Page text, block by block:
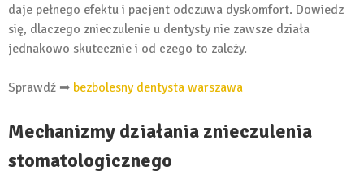
daje pełnego efektu i pacjent odczuwa dyskomfort. Dowiedz
się, dlaczego znieczulenie u dentysty nie zawsze działa
jednakowo skutecznie i od czego to zależy.
Sprawdź ➡ bezbolesny dentysta warszawa
Mechanizmy działania znieczulenia
stomatologicznego